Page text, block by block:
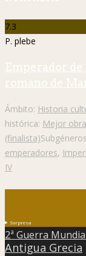
7.3
P. plebe
Emperador
romano de
Ámbito: Historia
histórica: Mejor
(finalista)
emperadores,
IV
Sorpresa
2ª Guerra
Antigua Grecia